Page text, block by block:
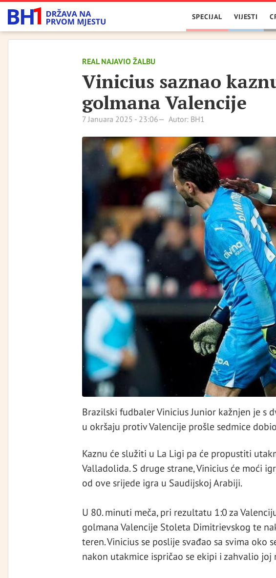
SPECIJAL VIJESTI
REAL NAJAVIO ŽALBU
Vinicius saznao
golmana Valencije
7 Januara 2025 - 23:06 Autor: BH1
Brazilski fudbaler Vinicius Junior kažnjen je s
u okršaju protiv Valencije prošle sedmice
Kaznu će služiti u La Ligi pa će propustiti
Valladolida. S druge strane, Vinicius će moći
od ove srijede igra u Saudijskoj Arabiji.
U 80. minuti meča, pri rezultatu 1:0 za
golmana Valencije Stoleta Dimitrievskog te
teren. Vinicius se poslije svađao sa svima oko
nakon utakmice ispričao se ekipi i zahvalio joj